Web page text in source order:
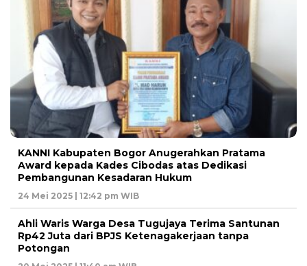
KANNI Kabupaten Bogor Anugerahkan Pratama
Award kepada Kades Cibodas atas Dedikasi
Pembangunan Kesadaran Hukum
24 Mei 2025 | 12:42 pm WIB
Ahli Waris Warga Desa Tugujaya Terima Santunan
Rp42 Juta dari BPJS Ketenagakerjaan tanpa
Potongan